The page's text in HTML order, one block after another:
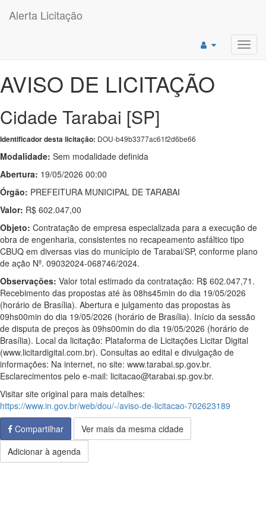
Alerta Licitação
AVISO DE LICITAÇÃO
Cidade Tarabai [SP]
Identificador desta licitação: DOU-b49b3377ac61f2d6be66
Modalidade: Sem modalidade definida
Abertura: 19/05/2026 00:00
Órgão: PREFEITURA MUNICIPAL DE TARABAI
Valor: R$ 602.047,00
Objeto: Contratação de empresa especializada para a execução de
obra de engenharia, consistentes no recapeamento asfáltico tipo
CBUQ em diversas vias do município de Tarabai/SP, conforme plano
de ação Nº. 09032024-068746/2024.
Observações: Valor total estimado da contratação: R$ 602.047,71.
Recebimento das propostas até às 08hs45min do dia 19/05/2026
(horário de Brasília). Abertura e julgamento das propostas às
09hs00min do dia 19/05/2026 (horário de Brasília). Início da sessão
de disputa de preços às 09hs00min do dia 19/05/2026 (horário de
Brasília). Local da licitação: Plataforma de Licitações Licitar Digital
(www.licitardigital.com.br). Consultas ao edital e divulgação de
informações: Na internet, no site: www.tarabai.sp.gov.br.
Esclarecimentos pelo e-mail: licitacao@tarabai.sp.gov.br.
Visitar site original para mais detalhes:
https://www.in.gov.br/web/dou/-/aviso-de-licitacao-702623189
Compartilhar
Ver mais da mesma cidade
Adicionar à agenda